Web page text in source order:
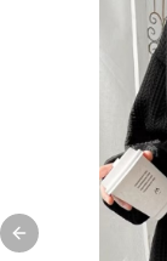
Previous slide